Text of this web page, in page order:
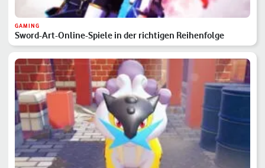
GAMING
Sword-Art-Online-Spiele in der richtigen Reihenfolge